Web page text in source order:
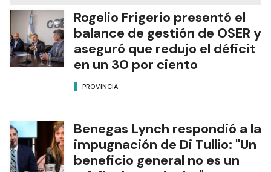
Rogelio Frigerio presentó el
balance de gestión de OSER y
aseguró que redujo el déficit
en un 30 por ciento
PROVINCIA
Benegas Lynch respondió a la
impugnación de Di Tullio: "Un
beneficio general no es un